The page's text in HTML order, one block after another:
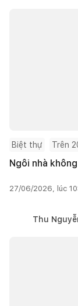
Biệt thự Trên
Ngôi nhà
27/06/2026, lúc
Thu